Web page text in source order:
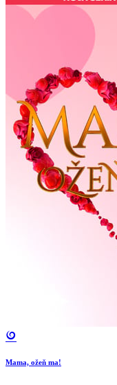
Mama, ožeň ma!